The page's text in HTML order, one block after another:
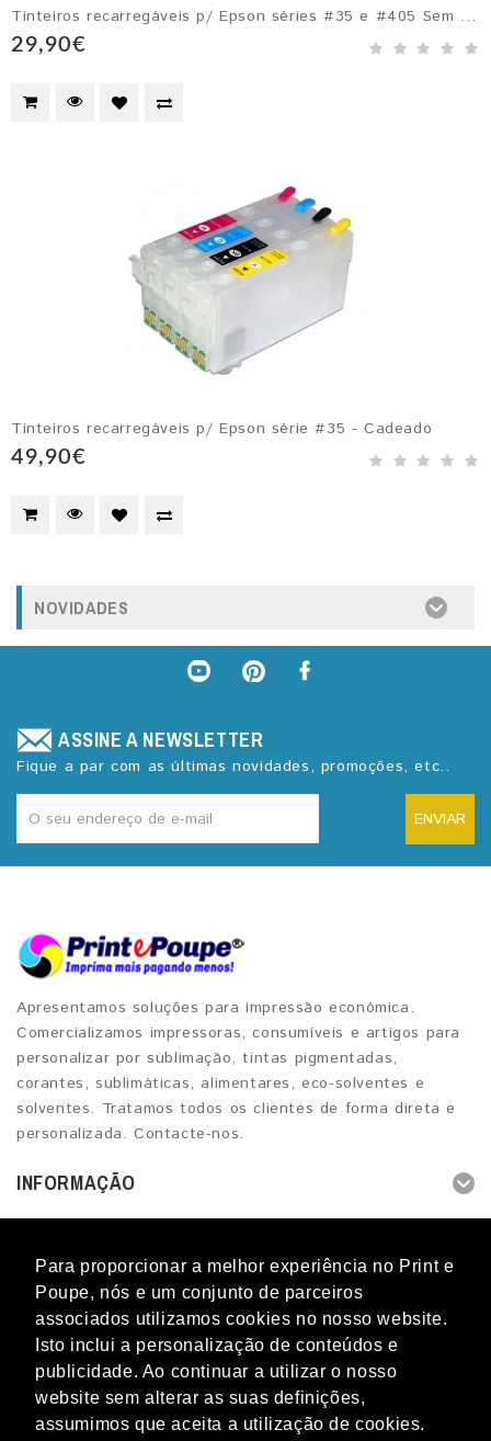
Para proporcionar a melhor experiência no Print e
Poupe, nós e um conjunto de parceiros
associados utilizamos cookies no nosso website.
Isto inclui a personalização de conteúdos e
publicidade. Ao continuar a utilizar o nosso
website sem alterar as suas definições,
assumimos que aceita a utilização de cookies.
Tinteiros recarregáveis p/ Epson séries #35 e #405 Sem chips
29,90€
Tinteiros recarregáveis p/ Epson série #35 - Cadeado
49,90€
NOVIDADES
ASSINE A NEWSLETTER
Fique a par com as últimas novidades, promoções, etc..
ENVIAR
Apresentamos soluções para impressão económica.
Comercializamos impressoras, consumíveis e artigos para
personalizar por sublimação, tintas pigmentadas,
corantes, sublimáticas, alimentares, eco-solventes e
solventes. Tratamos todos os clientes de forma direta e
personalizada. Contacte-nos.
INFORMAÇÃO
CONTACTOS
Blog Novidades Promoções Marcas
frequentes
Mapa do Site Termos & Condições Livro de